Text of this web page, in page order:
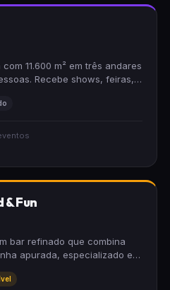
11.600 m² em três andares
Recebe shows, feiras,
52 metros.
& Fun
bar refinado que combina
apurada, especializado em
fino, incluindo mezanino, e